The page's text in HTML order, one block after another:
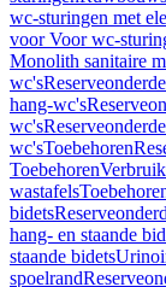
wc-sturingen met
voor Voor wc-
Monolith sanitaire
wc's
hang-wc's
wc's
wc'sToebehoren
Toebehoren
wastafels
bidets
hang- en staande
staande bidets
spoelrand